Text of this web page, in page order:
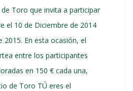
Toro que invita a participar
el 10 de Diciembre de 2014
2015. En esta ocasión, el
entre los participantes
en 150 € cada una,
de Toro TÚ eres el